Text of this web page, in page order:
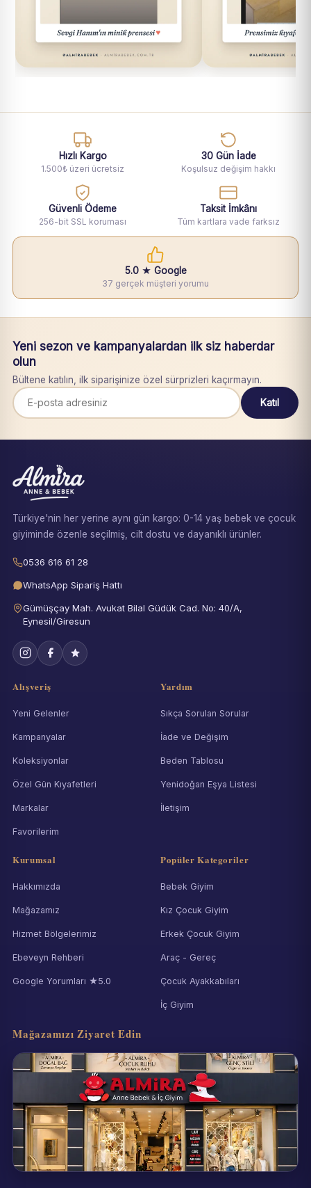
Hızlı Kargo
1.500₺ üzeri ücretsiz
30 Gün İade
Koşulsuz değişim hakkı
Güvenli Ödeme
256-bit SSL koruması
Taksit İmkânı
Tüm kartlara vade farksız
5.0 ★ Google
37 gerçek müşteri yorumu
Yeni sezon ve kampanyalardan ilk siz haberdar
olun
Bültene katılın, ilk siparişinize özel sürprizleri kaçırmayın.
Katıl
Türkiye'nin her yerine aynı gün kargo: 0-14 yaş bebek ve çocuk
giyiminde özenle seçilmiş, cilt dostu ve dayanıklı ürünler.
0536 616 61 28
WhatsApp Sipariş Hattı
Gümüşçay Mah. Avukat Bilal Güdük Cad. No: 40/A,
Eynesil/Giresun
Alışveriş
Yeni Gelenler
Kampanyalar
Koleksiyonlar
Özel Gün Kıyafetleri
Markalar
Favorilerim
Yardım
Sıkça Sorulan Sorular
İade ve Değişim
Beden Tablosu
Yenidoğan Eşya Listesi
İletişim
Kurumsal
Hakkımızda
Mağazamız
Hizmet Bölgelerimiz
Ebeveyn Rehberi
Google Yorumları ★5.0
Popüler Kategoriler
Bebek Giyim
Kız Çocuk Giyim
Erkek Çocuk Giyim
Araç - Gereç
Çocuk Ayakkabıları
İç Giyim
Mağazamızı Ziyaret Edin